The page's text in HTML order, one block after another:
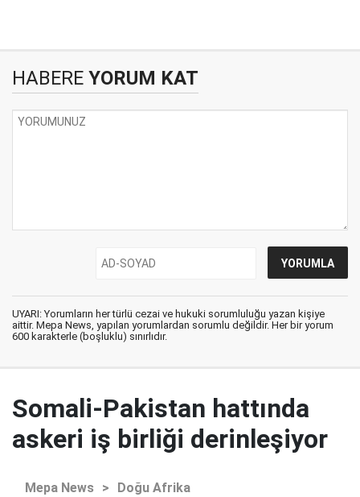
HABERE YORUM KAT
UYARI: Yorumların her türlü cezai ve hukuki sorumluluğu yazan kişiye
aittir. Mepa News, yapılan yorumlardan sorumlu değildir. Her bir yorum
600 karakterle (boşluklu) sınırlıdır.
Somali-Pakistan hattında
askeri iş birliği derinleşiyor
Mepa News > Doğu Afrika